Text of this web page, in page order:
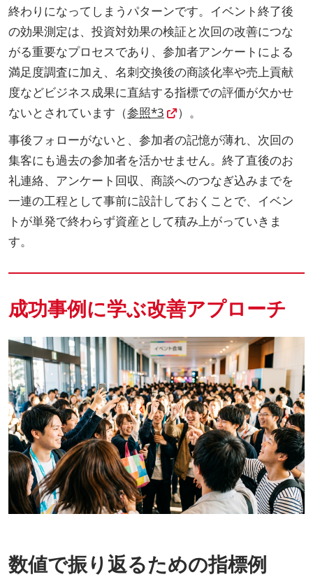
終わりになってしまうパターンです。イベント終了後
の効果測定は、投資対効果の検証と次回の改善につな
がる重要なプロセスであり、参加者アンケートによる
満足度調査に加え、名刺交換後の商談化率や売上貢献
度などビジネス成果に直結する指標での評価が欠かせ
ないとされています（参照*3
）。
事後フォローがないと、参加者の記憶が薄れ、次回の
集客にも過去の参加者を活かせません。終了直後のお
礼連絡、アンケート回収、商談へのつなぎ込みまでを
一連の工程として事前に設計しておくことで、イベン
トが単発で終わらず資産として積み上がっていきま
す。
成功事例に学ぶ改善アプローチ
数値で振り返るための指標例